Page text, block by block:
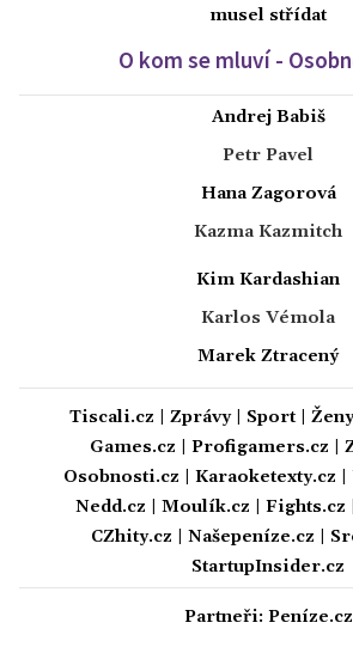
musel střídat
O kom se mluví -
Andrej Babiš
Petr Pavel
Hana Zagorová
Kazma Kazmitch
Kim Kardashian
Karlos Vémola
Marek Ztracený
Tiscali.cz Zprávy| Sport| Ženy
Games.cz
Profigamers.cz
Osobnosti.cz
Karaoketexty.cz
Nedd.cz
Moulík.cz Fights.cz
CZhity.cz
Našepeníze.cz
StartupInsider.cz
Partneři: Peníze.cz